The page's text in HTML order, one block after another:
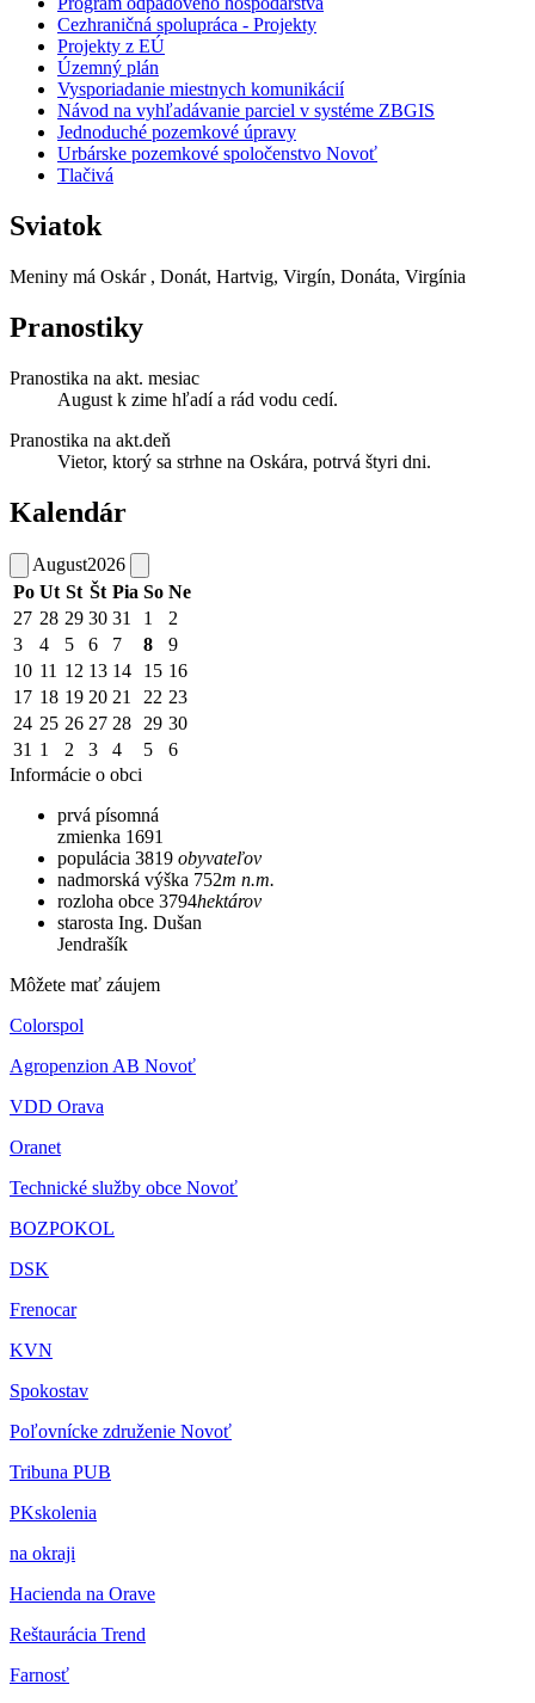
Cezhraničná spolupráca - Projekty
Projekty z EÚ
Územný plán
Vysporiadanie miestnych komunikácií
Návod na vyhľadávanie parciel v systéme ZBGIS
Jednoduché pozemkové úpravy
Urbárske pozemkové spoločenstvo Novoť
Tlačivá
Sviatok
Meniny má Oskár , Donát, Hartvig, Virgín, Donáta, Virgínia
Pranostiky
Pranostika na akt. mesiac
August k zime hľadí a rád vodu cedí.
Pranostika na akt.deň
Vietor, ktorý sa strhne na Oskára, potrvá štyri dni.
Kalendár
August2026
Po Ut St Št Pia So Ne
27 28 29 30 31 1
2
3
4 5 6 7 8
9
10 11 12 13 14 15 16
17 18 19 20 21 22 23
24 25 26 27 28 29 30
31 1 2 3 4 5
6
Informácie o obci
prvá písomná
zmienka 1691
populácia 3819 obyvateľov
nadmorská výška 752m n.m.
rozloha obce 3794hektárov
starosta Ing. Dušan
Jendrašík
Môžete mať záujem
Colorspol
Agropenzion AB Novoť
VDD Orava
Oranet
Technické služby obce Novoť
BOZPOKOL
DSK
Frenocar
KVN
Spokostav
Poľovnícke združenie Novoť
Tribuna PUB
PKskolenia
na okraji
Hacienda na Orave
Reštaurácia Trend
Farnosť